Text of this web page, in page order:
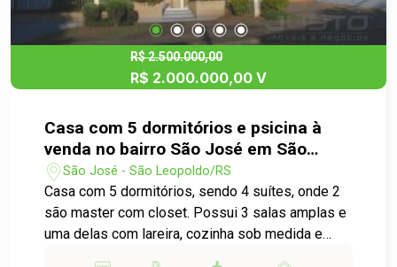
R$ 2.500.000,00
R$ 2.000.000,00 V
Casa com 5 dormitórios e psicina à
venda no bairro São José em São
Leopoldo
São José - São Leopoldo/RS
Casa com 5 dormitórios, sendo 4 suítes, onde 2
são master com closet. Possui 3 salas amplas e
uma delas com lareira, cozinha sob medida e